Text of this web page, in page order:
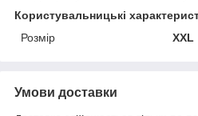
Користувальницькі
Розмір
XXL
Умови доставки